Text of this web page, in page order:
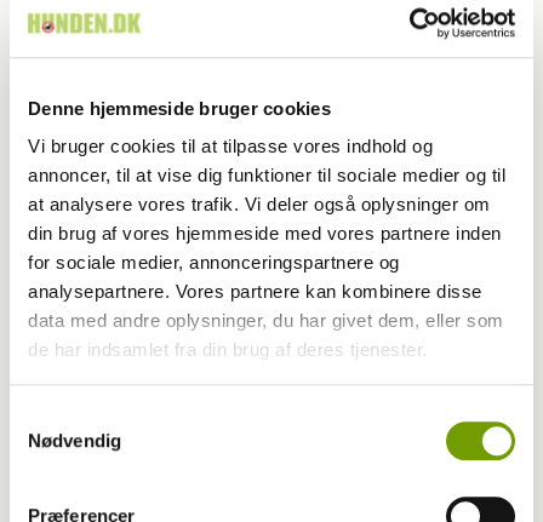
Denne hjemmeside bruger cookies
Vi bruger cookies til at tilpasse vores indhold og
annoncer, til at vise dig funktioner til sociale medier og til
at analysere vores trafik. Vi deler også oplysninger om
din brug af vores hjemmeside med vores partnere inden
for sociale medier, annonceringspartnere og
analysepartnere. Vores partnere kan kombinere disse
data med andre oplysninger, du har givet dem, eller som
de har indsamlet fra din brug af deres tjenester.
Nødvendig
Præferencer